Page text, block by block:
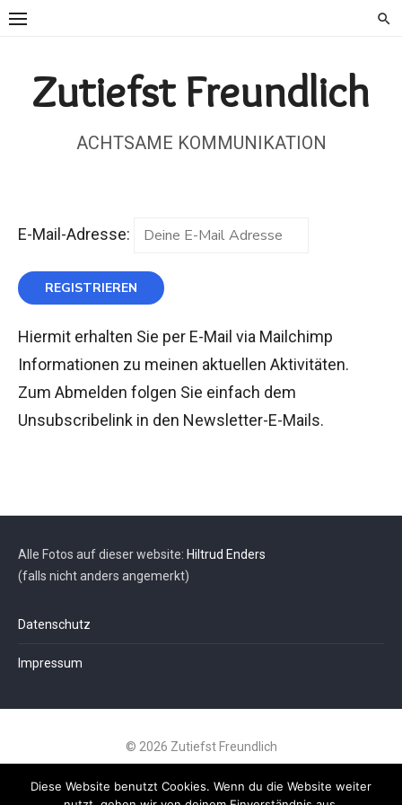
Skip
Zutiefst Freundlich
ACHTSAME KOMMUNIKATION
E-Mail-Adresse:
Hiermit erhalten Sie per E-Mail via Mailchimp
Informationen zu meinen aktuellen Aktivitäten.
Zum Abmelden folgen Sie einfach dem
Unsubscribelink in den Newsletter-E-Mails.
Alle Fotos auf dieser website: Hiltrud Enders
(falls nicht anders angemerkt)
Datenschutz
Impressum
© 2026 Zutiefst Freundlich
webdesign:Friedrich Mayer
Diese Website benutzt Cookies. Wenn du die Website weiter